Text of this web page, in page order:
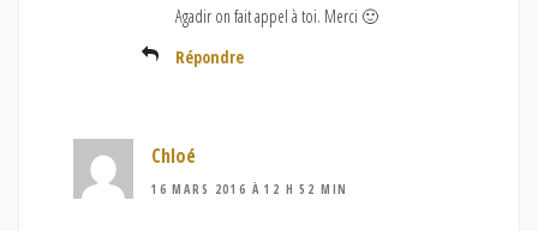
Agadir on fait appel à toi. Merci 🙂
Répondre
Chloé
16 MARS 2016 À 12 H 52 MIN